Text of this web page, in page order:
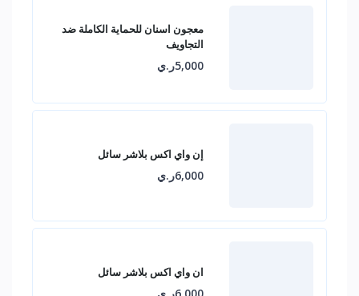
معجون اسنان للحماية الكاملة ضد
التجاويف
5,000ر.ي
إن واي اكس بلاشر سائل
6,000ر.ي
ان واي اكس بلاشر سائل